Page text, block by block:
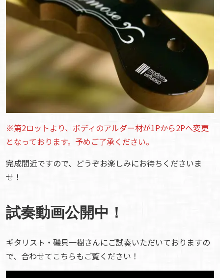
※第2ロットより、ボディのアルダー材が1Pから2Pへ変更
となっております。予めご了承ください。
完成間近ですので、どうぞお楽しみにお待ちくださいま
せ！
試奏動画公開中！
ギタリスト・磯貝一樹さんにご試奏いただいておりますの
で、合わせてこちらもご覧ください！